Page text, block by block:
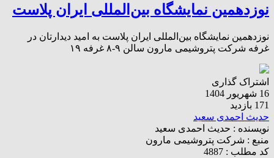
نوزدهمین نمایشگاه بین‌المللی ایران پلاست
نوزدهمین نمایشگاه بین‌المللی ایران پلاست به امید دیدارتان در
غرفه شرکت پتروشیمی مارون سالن ۹-۸ غرفه ۱۹
اشتراک گذاری
16 شهریور 1404
171 بازدید
حدیث احمدی سعید
نویسنده : حدیث احمدی سعید
منبع : شرکت پتروشیمی مارون
کد مطلب : 4887